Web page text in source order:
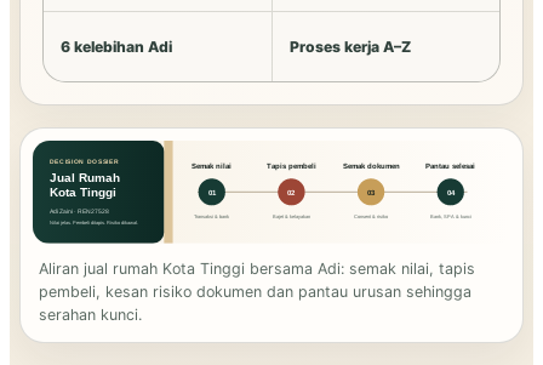
6 kelebihan Adi Proses kerja A–Z
Aliran jual rumah Kota Tinggi bersama Adi: semak nilai, tapis
pembeli, kesan risiko dokumen dan pantau urusan sehingga
serahan kunci.